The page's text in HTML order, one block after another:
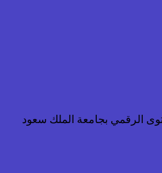
الرقمي بجامعة الملك سعود